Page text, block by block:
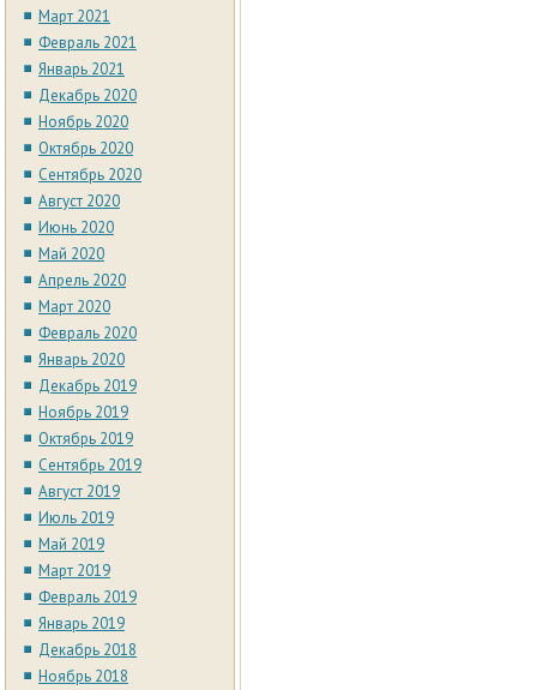
Март 2021
Февраль 2021
Январь 2021
Декабрь 2020
Ноябрь 2020
Октябрь 2020
Сентябрь 2020
Август 2020
Июнь 2020
Май 2020
Апрель 2020
Март 2020
Февраль 2020
Январь 2020
Декабрь 2019
Ноябрь 2019
Октябрь 2019
Сентябрь 2019
Август 2019
Июль 2019
Май 2019
Март 2019
Февраль 2019
Январь 2019
Декабрь 2018
Ноябрь 2018